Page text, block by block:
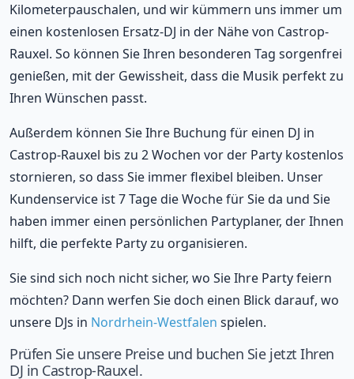
Kilometerpauschalen, und wir kümmern uns immer um
einen kostenlosen Ersatz-DJ in der Nähe von Castrop-
Rauxel. So können Sie Ihren besonderen Tag sorgenfrei
genießen, mit der Gewissheit, dass die Musik perfekt zu
Ihren Wünschen passt.
Außerdem können Sie Ihre Buchung für einen DJ in
Castrop-Rauxel bis zu 2 Wochen vor der Party kostenlos
stornieren, so dass Sie immer flexibel bleiben. Unser
Kundenservice ist 7 Tage die Woche für Sie da und Sie
haben immer einen persönlichen Partyplaner, der Ihnen
hilft, die perfekte Party zu organisieren.
Sie sind sich noch nicht sicher, wo Sie Ihre Party feiern
möchten? Dann werfen Sie doch einen Blick darauf, wo
unsere DJs in Nordrhein-Westfalen spielen.
Prüfen Sie unsere Preise und buchen Sie jetzt Ihren
DJ in Castrop-Rauxel.